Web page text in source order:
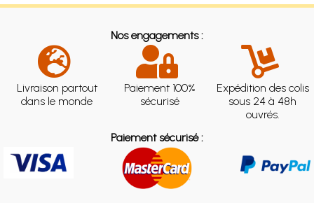
Nos engagements :
Livraison partout
dans le monde
Paiement 100%
sécurisé
Expédition des colis
sous 24 à 48h
ouvrés.
Paiement sécurisé :